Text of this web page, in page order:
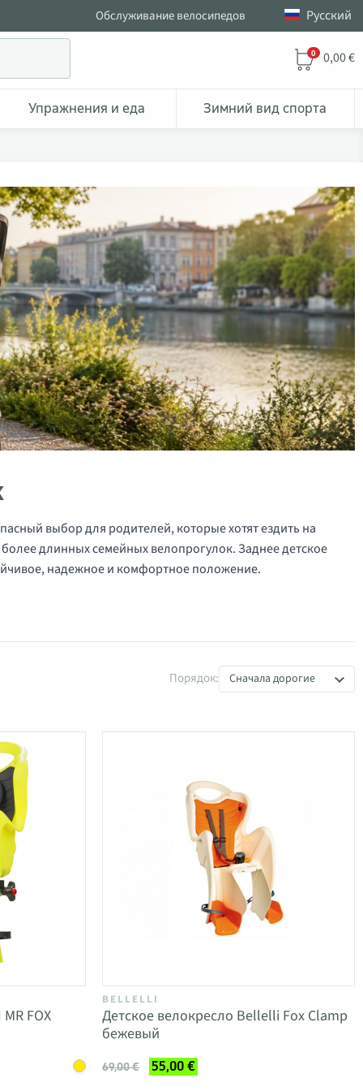
Обслуживание велосипедов Pусский
0 0,00 €
Упражнения и еда Зимний вид спорта
выбор для родителей, которые хотят ездить на
длинных семейных велопрогулок. Заднее детское
надежное и комфортное положение.
багажника Порядок: Сначала дорогие
FOX
BELLELLI
Детское велокресло Bellelli Fox Clamp
бежевый
69,00 € 55,00 €